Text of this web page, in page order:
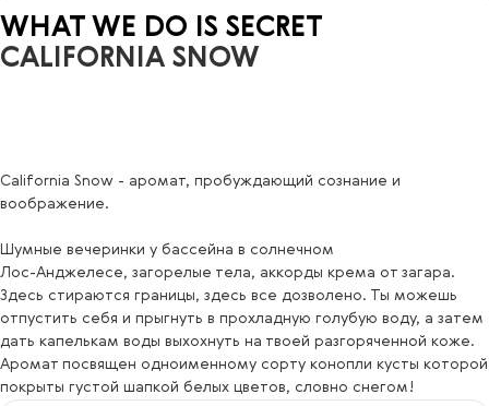
WHAT WE DO IS SECRET
CALIFORNIA SNOW
California Snow - аромат, пробуждающий сознание и
воображение.
Шумные вечеринки у бассейна в солнечном
Лос-Анджелесе, загорелые тела, аккорды крема от загара.
Здесь стираются границы, здесь все дозволено. Ты можешь
отпустить себя и прыгнуть в прохладную голубую воду, а затем
дать капелькам воды выхохнуть на твоей разгоряченной коже.
Аромат посвящен одноименному сорту конопли кусты которой
покрыты густой шапкой белых цветов, словно снегом!